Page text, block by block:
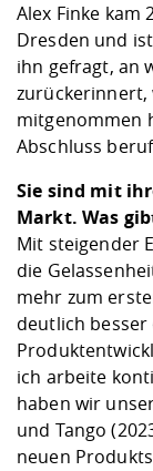
Alex Finke kam
Dresden und
ihn gefragt, an
zurückerinnert,
mitgenommen
Abschluss
Sie sind mit
Markt. Was
Mit steigender
die
mehr zum
deutlich
ich arbeite
haben wir
und Tango
neuen